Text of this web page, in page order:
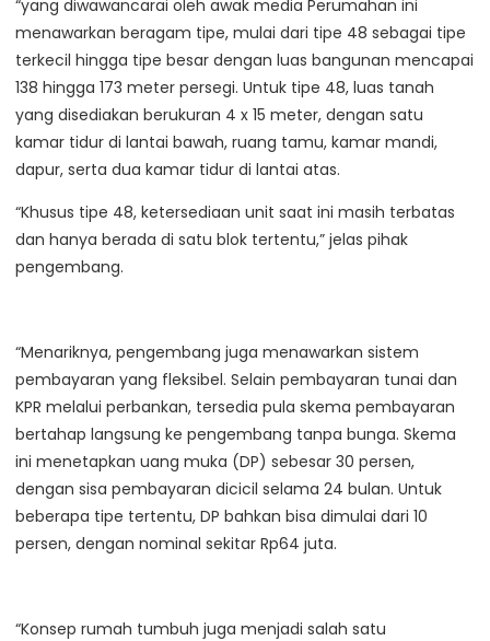
“yang diwawancarai oleh awak media Perumahan ini
menawarkan beragam tipe, mulai dari tipe 48 sebagai tipe
terkecil hingga tipe besar dengan luas bangunan mencapai
138 hingga 173 meter persegi. Untuk tipe 48, luas tanah
yang disediakan berukuran 4 x 15 meter, dengan satu
kamar tidur di lantai bawah, ruang tamu, kamar mandi,
dapur, serta dua kamar tidur di lantai atas.
“Khusus tipe 48, ketersediaan unit saat ini masih terbatas
dan hanya berada di satu blok tertentu,” jelas pihak
pengembang.
“Menariknya, pengembang juga menawarkan sistem
pembayaran yang fleksibel. Selain pembayaran tunai dan
KPR melalui perbankan, tersedia pula skema pembayaran
bertahap langsung ke pengembang tanpa bunga. Skema
ini menetapkan uang muka (DP) sebesar 30 persen,
dengan sisa pembayaran dicicil selama 24 bulan. Untuk
beberapa tipe tertentu, DP bahkan bisa dimulai dari 10
persen, dengan nominal sekitar Rp64 juta.
“Konsep rumah tumbuh juga menjadi salah satu